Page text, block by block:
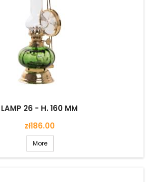
LAMP 26 - H. 160 MM
Price
zł186.00
More